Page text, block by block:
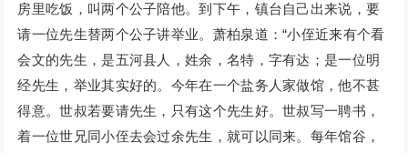
房里吃饭，叫两个公子陪他。到下午，镇台自己出来说，要
请一位先生替两个公子讲举业。萧柏泉道：“小侄近来有个看
会文的先生，是五河县人，姓余，名特，字有达；是一位明
经先生，举业其实好的。今年在一个盐务人家做馆，他不甚
得意。世叔若要请先生，只有这个先生好。世叔写一聘书，
着一位世兄同小侄去会过余先生，就可以同来。每年馆谷，